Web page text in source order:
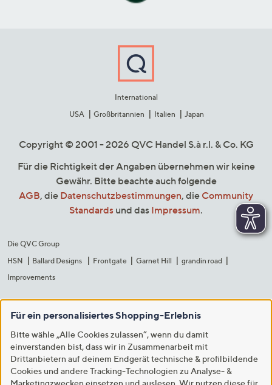
International
USA
Großbritannien Italien Japan
Copyright © 2001 - 2026 QVC Handel S.à r.l. & Co. KG
Für die Richtigkeit der Angaben übernehmen wir keine
Gewähr. Bitte beachte auch folgende
AGB, die Datenschutzbestimmungen, die Community
Standards und das Impressum.
Die QVC Group
HSN
Ballard Designs Frontgate Garnet Hill
grandin road
Improvements
Für ein personalisiertes Shopping-Erlebnis
Bitte wähle „Alle Cookies zulassen“, wenn du damit
einverstanden bist, dass wir in Zusammenarbeit mit
Drittanbietern auf deinem Endgerät technische & profilbildende
Cookies und andere Tracking-Technologien zu Analyse- &
Marketingzwecken einsetzen und auslesen. Wir nutzen diese für